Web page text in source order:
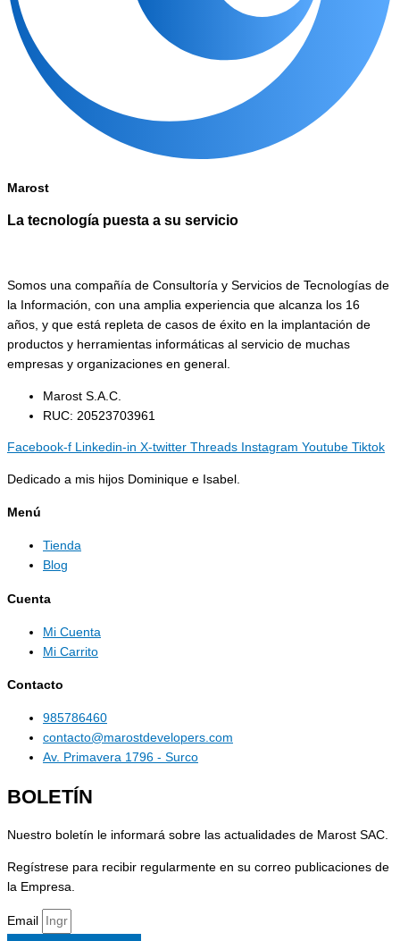
Marost
La tecnología puesta a su servicio
Somos una compañía de Consultoría y Servicios de Tecnologías de
la Información, con una amplia experiencia que alcanza los 16
años, y que está repleta de casos de éxito en la implantación de
productos y herramientas informáticas al servicio de muchas
empresas y organizaciones en general.
Marost S.A.C.
RUC: 20523703961
Facebook-f Linkedin-in X-twitter Threads Instagram Youtube Tiktok
Dedicado a mis hijos Dominique e Isabel.
Menú
Tienda
Blog
Cuenta
Mi Cuenta
Mi Carrito
Contacto
985786460
contacto@marostdevelopers.com
Av. Primavera 1796 - Surco
BOLETÍN
Nuestro boletín le informará sobre las actualidades de Marost SAC.
Regístrese para recibir regularmente en su correo publicaciones de
la Empresa.
Email